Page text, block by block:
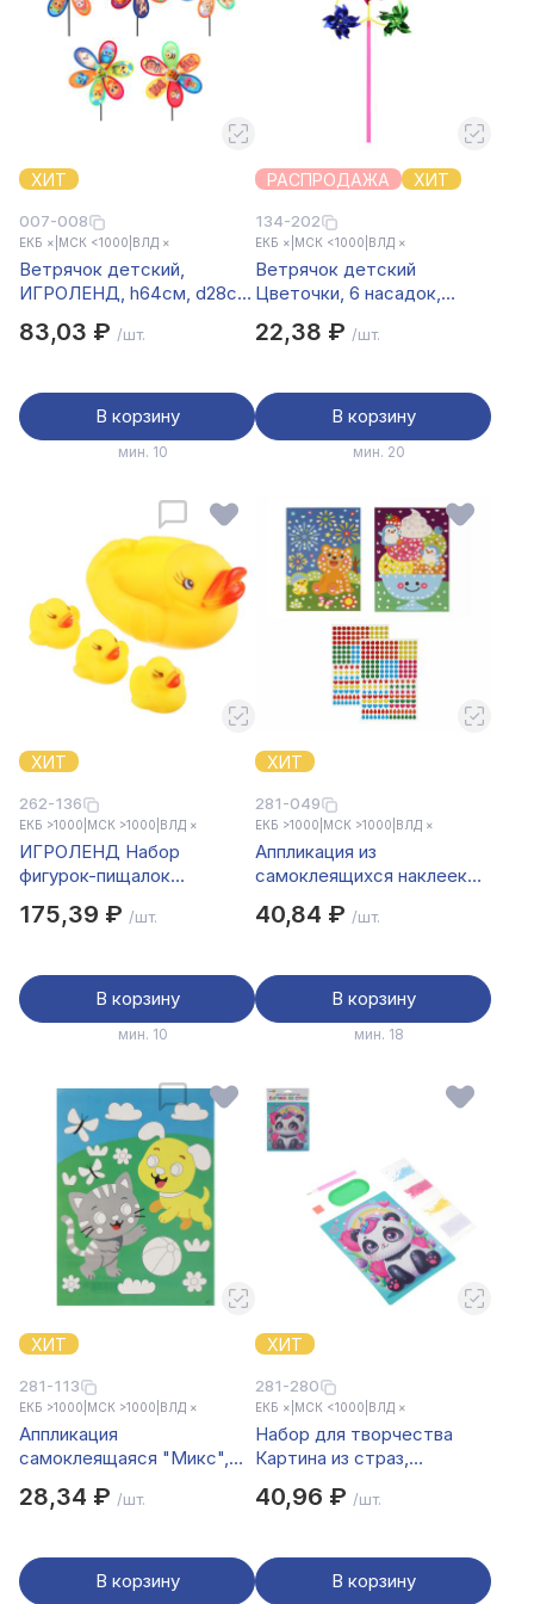
ХИТ
007-008
ЕКБ × МСК <1000 ВЛД ×
Ветрячок детский,
ИГРОЛЕНД, h64см, d28см,
83,03 ₽ /шт.
В корзину
мин. 10
РАСПРОДАЖА ХИТ
134-202
ЕКБ × МСК <1000 ВЛД ×
Ветрячок детский
Цветочки, 6 насадок,
22,38 ₽ /шт.
В корзину
мин. 20
ХИТ
262-136
ЕКБ >1000 МСК >1000 ВЛД ×
ИГРОЛЕНД Набор
фигурок-пищалок
10х8х7см
175,39 ₽ /шт.
В корзину
мин. 10
ХИТ
281-049
ЕКБ >1000 МСК >1000 ВЛД ×
Аппликация из
самоклеящихся наклеек
наклейки, бумага, 20х30см,
40,84 ₽ /шт.
В корзину
мин. 18
ХИТ
281-113
ЕКБ >1000 МСК >1000 ВЛД ×
Аппликация
самоклеящаяся "Микс",
28,34 ₽ /шт.
В корзину
ХИТ
281-280
ЕКБ × МСК <1000 ВЛД ×
Набор для творчества
Картина из страз,
картон, 19х14,2см
40,96 ₽ /шт.
В корзину